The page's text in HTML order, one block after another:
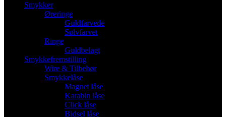
Smykker
Øreringe
Guldfarvede
Sølvfarvet
Ringe
Guldbelagt
Smykkefremstilling
Wire & Tilbehør
Smykkelåse
Magnet låse
Karabin låse
Click låse
Bidsel låse